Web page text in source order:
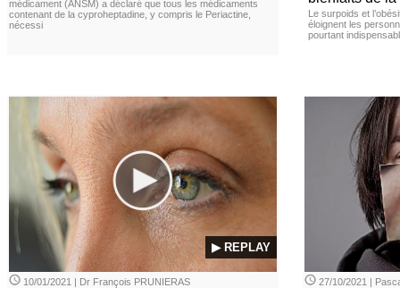
médicament (ANSM) a déclaré que tous les médicaments
contenant de la cyproheptadine, y compris le Periactine,
nécessi
Le surpoids et
éloignent les
pourtant
▶ REPLAY
10/01/2021 | Dr François PRUNIERAS 27/10/2021 |